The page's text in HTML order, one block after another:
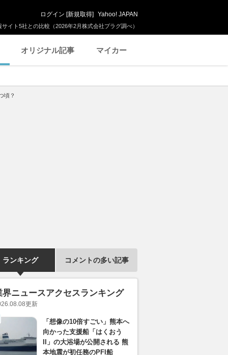
イト5社との比較（2026年2月株式会社プラグ調べ）
ログイン [新規取得] Yahoo! JAPAN
オリジナル記事 マイカー
頃？
ランキング コメントの多い記事
界ニュースアクセスランキング
更新
「想像の10倍すごい」熊本へ
向かった支援船「はくおう
II」の大浴場が公開される 熊
本地震が初任務のPFI船